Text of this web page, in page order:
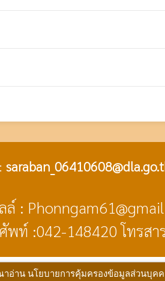
อ่าน นโยบายการคุ้มครองข้อมูลส่วนบุคค
ล์ :
พท์ :042-148420 โทรส
นโยบายเว็บไซต์ นโยบายการคุ้มครองข้อมูล